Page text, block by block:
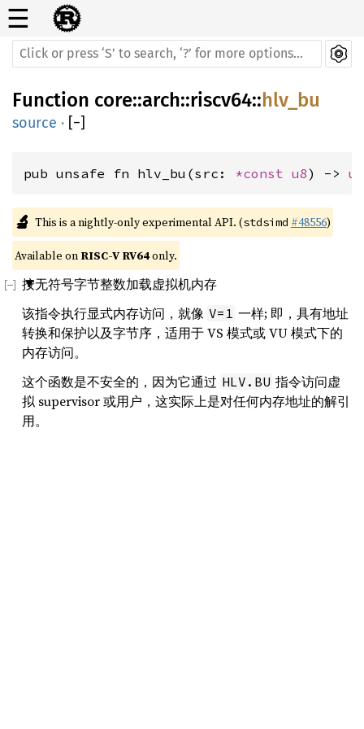
☰
Function core::arch::riscv64::hlv_bu
source · [−]
pub unsafe fn hlv_bu(src: *const u8) -> u8
🔬 This is a nightly-only experimental API. (stdsimd #48556)
Available on RISC-V RV64 only.
按无符号字节整数加载虚拟机内存
该指令执行显式内存访问，就像 V=1 一样; 即，具有地址
转换和保护以及字节序，适用于 VS 模式或 VU 模式下的
内存访问。
这个函数是不安全的，因为它通过 HLV.BU 指令访问虚
拟 supervisor 或用户，这实际上是对任何内存地址的解引
用。